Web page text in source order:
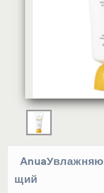
AnuaУвлажняю
щий